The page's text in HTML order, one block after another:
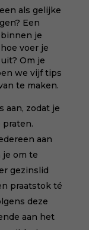
als gelijke
Een
je
voer je
Om je
we vijf tips
te maken.
aan, zodat je
aan
je om te
gezinslid
praatstok té
deze
aan het